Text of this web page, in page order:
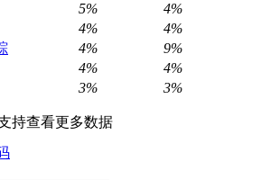
5%
4%
4%
4%
4%
9%
4%
4%
3% 3%
持查看更多数据